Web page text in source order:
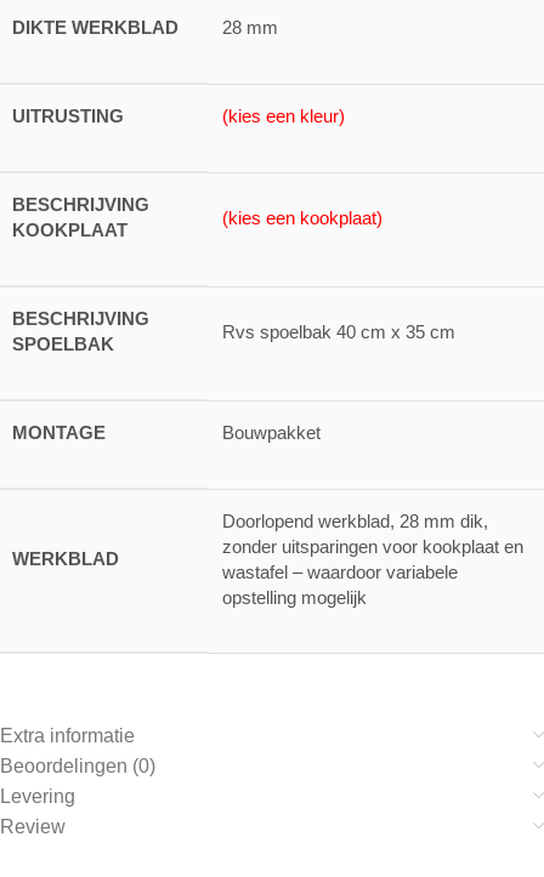
DIKTE WERKBLAD 28 mm
UITRUSTING (kies een kleur)
BESCHRIJVING
KOOKPLAAT
(kies een kookplaat)
BESCHRIJVING
SPOELBAK
Rvs spoelbak 40 cm x 35 cm
MONTAGE Bouwpakket
WERKBLAD
Doorlopend werkblad, 28 mm dik,
zonder uitsparingen voor kookplaat en
wastafel – waardoor variabele
opstelling mogelijk
Extra informatie
Beoordelingen (0)
Levering
Review